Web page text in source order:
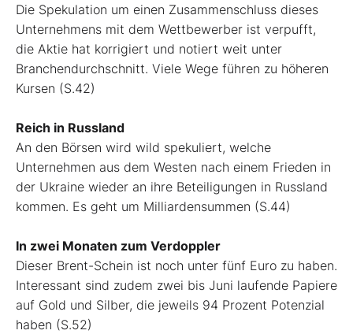
Die Spekulation um einen Zusammenschluss dieses
Unternehmens mit dem Wettbewerber ist verpufft,
die Aktie hat korrigiert und notiert weit unter
Branchendurchschnitt. Viele Wege führen zu höheren
Kursen (S.42)
Reich in Russland
An den Börsen wird wild spekuliert, welche
Unternehmen aus dem Westen nach einem Frieden in
der Ukraine wieder an ihre Beteiligungen in Russland
kommen. Es geht um Milliardensummen (S.44)
In zwei Monaten zum Verdoppler
Dieser Brent-Schein ist noch unter fünf Euro zu haben.
Interessant sind zudem zwei bis Juni laufende Papiere
auf Gold und Silber, die jeweils 94 Prozent Potenzial
haben (S.52)